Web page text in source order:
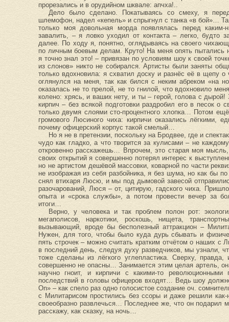
прорезались и в орудийном шквале: апчха!..
Дело было сделано. Покатываясь со смеху, я
шлемофон, надел «кепель» и спрыгнул с танка «в бой»…
только моя довольная морда появлялась перед
завалить, – я ловко уходил от контакта – легко, будто
далее. По ходу я, понятно, оглядываясь на своего
по личным боевым делам. Круто! На меня опять пытались
я точно знал это! – привязан по условиям шоу к своей
из слонов» никто не собирался. Артисты были заняты
только вдохновила: я схватил доску и разнёс её в щепу
оглянулся на меня, так как бился с неким абреком «на
оказалась не то прелой, не то гнилой, что вдохновило
колено: хрясь, и ваших нету, и ты – герой, голова с
кирпич – без всякой подготовки раздробил его в песок
только двумя слоями сто-процентного хлопка… Потом
громового Люсиного чиха: кирпичи оказались лёгкими,
почему офицерский корпус такой смелый…
Но я не в претензии, поскольку на Бродвее, где и
чудо как гладко, а что творится за кулисами – не
откровенно расскажешь… Впрочем, это старая моя
своих открытий я совершенно потерял интерес к
но не артистом дешёвой массовки, коварной по части
не изображая из себя разбойника, я без шума, но как бы
снял втихаря Люсю, и мы под дымовой завесой
разочарований, Люся – от, цитирую, гадского чиха.
опыта и «срока службы», а потом провести вечер за
итоги…
Верно, у человека и так проблем полон рот:
мегаполисов, наркотики, роскошь, нищета,
вызывающий, вроде бы бесполезный аттракцион –
Нужен, для того, чтобы было куда дурь сбывать и
пять строчек – можно считать кратким отчётом о наших с
в последний день, следуя духу разведчиков, мы узнали,
тоже сделаны из лёгкого углепластика. Сверху,
совершенно не опасны… Занимается этим целая артель,
научно гноит, и кирпичи с какими-то
последствий в головы офицеров входят… Ведь шоу
On» – как спело раз одно голосистое создание оч.
с Милитарисом простились без ссоры и даже решили
своеобразно развлечься… Последнее же, что он подарил
расскажу, как сказку, на ночь…